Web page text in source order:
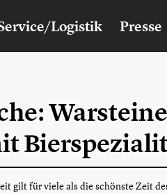
Logistik Presse
gilt für viele als die schönste Zeit